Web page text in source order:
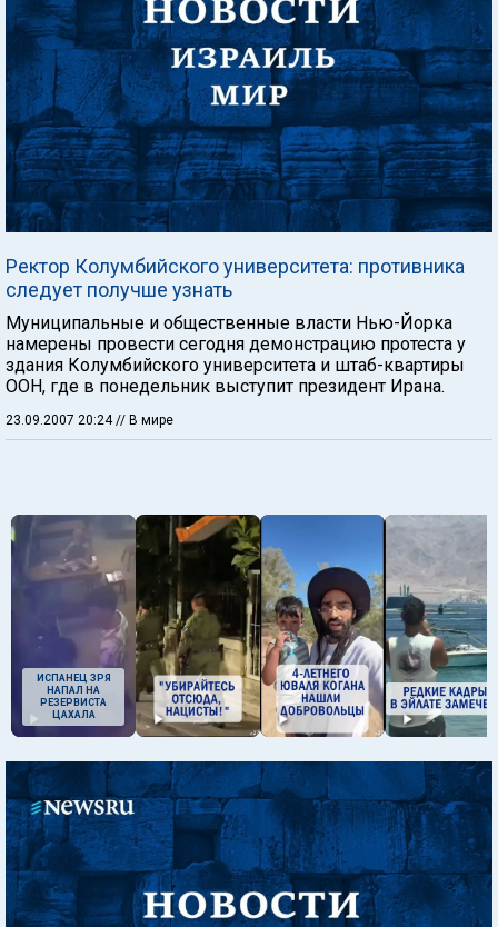
Ректор Колумбийского университета: противника
следует получше узнать
Муниципальные и общественные власти Нью-Йорка
намерены провести сегодня демонстрацию протеста у
здания Колумбийского университета и штаб-квартиры
ООН, где в понедельник выступит президент Ирана.
23.09.2007 20:24 // В мире
ИСПАНЕЦ ЗРЯ
НАПАЛ НА
РЕЗЕРВИСТА
ЦАХАЛА